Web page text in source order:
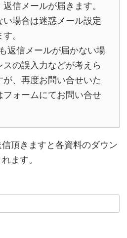
信メールが届きます。
場合は迷惑メール設定
。
返信メールが届かない場
の誤入力などが考えら
、再度お問い合せいた
フォームにてお問い合せ
頂きますと各資料のダウン
ます。